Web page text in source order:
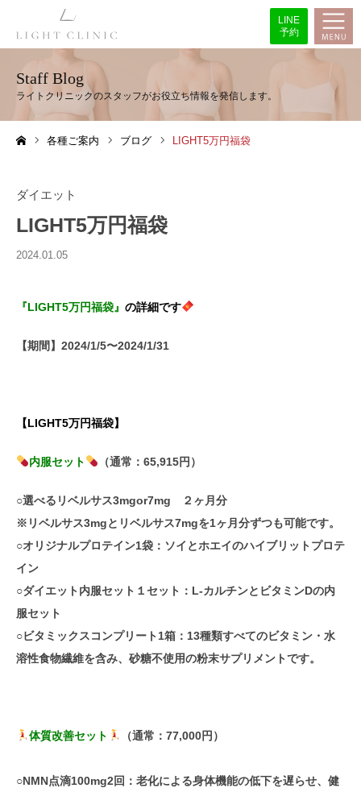
LINE
予約
Staff Blog
各種ご案内 ブログ LIGHT5万円福袋
ダイエット
LIGHT5万円福袋
2024.01.05
『LIGHT5万円福袋』 の詳細です
【期間】2024/1/5〜2024/1/31
【LIGHT5万円福袋】
内服セット （通常：65,915円）
○選べるリベルサス3mgor7mg ２ヶ月分
※リベルサス3mgとリベルサス7mgを1ヶ月分ずつも可能です。
○オリジナルプロテイン1袋：ソイとホエイのハイブリットプロテ
イン
○ダイエット内服セット１セット：L‐カルチンとビタミンDの内
服セット
○ビタミックスコンプリート1箱：13種類すべてのビタミン・水
溶性食物繊維を含み、砂糖不使用の粉末サプリメントです。
体質改善セット （通常：77,000円）
○NMN点滴100mg2回：老化による身体機能の低下を遅らせ、健